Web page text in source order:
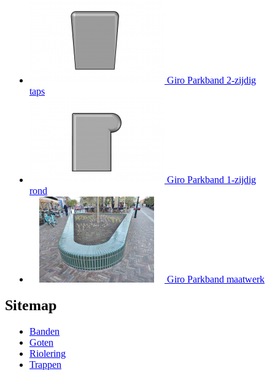
Giro Parkband 2-zijdig
taps
Giro Parkband 1-zijdig
rond
Giro Parkband maatwerk
Sitemap
Banden
Goten
Riolering
Trappen